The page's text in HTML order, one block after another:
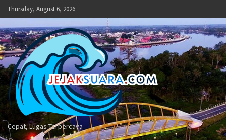
Skip
to
content
Thursday, August 6, 2026
Cepat, Lugas Terpercaya